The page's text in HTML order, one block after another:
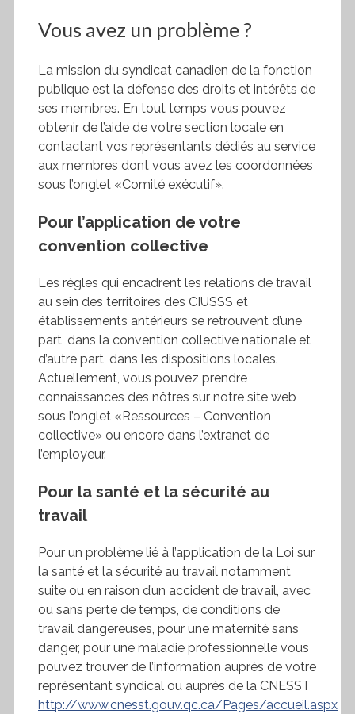
Vous avez un problème ?
La mission du syndicat canadien de la fonction
publique est la défense des droits et intérêts de
ses membres. En tout temps vous pouvez
obtenir de l’aide de votre section locale en
contactant vos représentants dédiés au service
aux membres dont vous avez les coordonnées
sous l’onglet «Comité exécutif».
Pour l’application de votre
convention collective
Les règles qui encadrent les relations de travail
au sein des territoires des CIUSSS et
établissements antérieurs se retrouvent d’une
part, dans la convention collective nationale et
d’autre part, dans les dispositions locales.
Actuellement, vous pouvez prendre
connaissances des nôtres sur notre site web
sous l’onglet «Ressources – Convention
collective» ou encore dans l’extranet de
l’employeur.
Pour la santé et la sécurité au
travail
Pour un problème lié à l’application de la Loi sur
la santé et la sécurité au travail notamment
suite ou en raison d’un accident de travail, avec
ou sans perte de temps, de conditions de
travail dangereuses, pour une maternité sans
danger, pour une maladie professionnelle vous
pouvez trouver de l’information auprès de votre
représentant syndical ou auprès de la CNESST
http://www.cnesst.gouv.qc.ca/Pages/accueil.aspx